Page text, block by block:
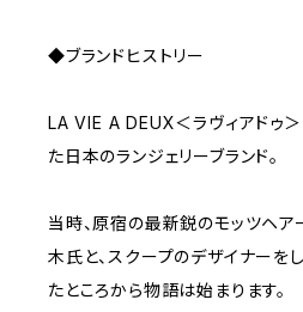
◆ブランドヒストリー
LA VIE A DEUX＜ラヴィアドゥ
た日本のランジェリーブランド。
当時、原宿の最新鋭のモッツヘア
木氏と、スクープのデザイナーを
たところから物語は始まります。